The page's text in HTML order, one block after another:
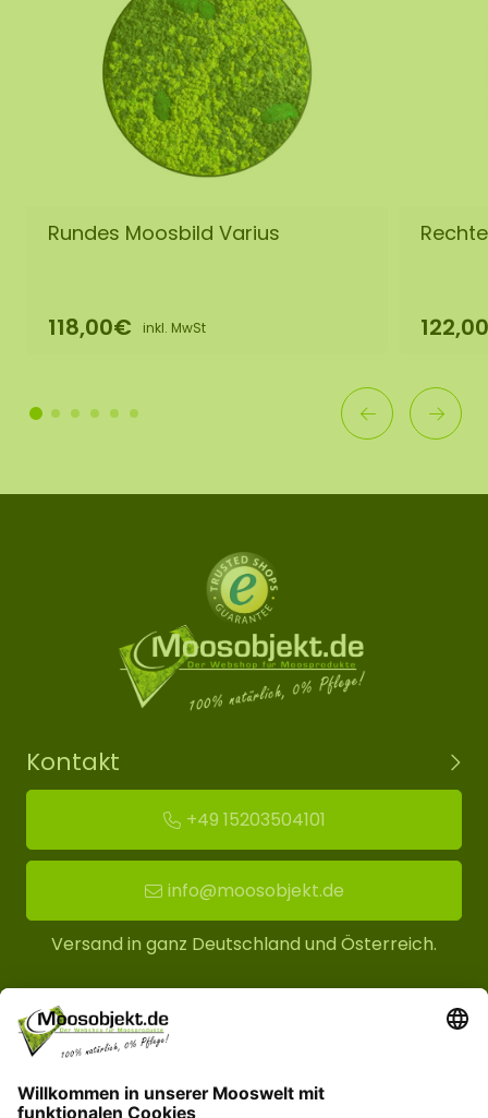
Rundes Moosbild Varius
118,00€ inkl. MwSt
Kontakt
+49 15203504101
info@moosobjekt.de
Versand in ganz Deutschland und Österreich.
Kundenservice
Informationen